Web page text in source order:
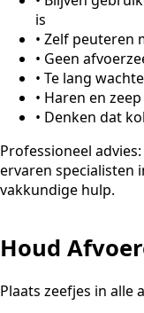
is
• Zelf peuteren
• Geen
• Te lang
• Haren en
• Denken dat
Professioneel advies:
ervaren specialisten
vakkundige hulp.
Houd
Plaats zeefjes in alle